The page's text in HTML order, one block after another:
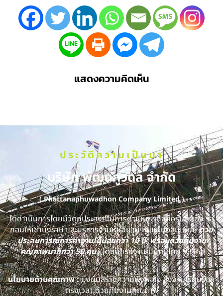
แสดงความคิดเห็น
ประวัติความเป็นมา
บริษัท พัฒนภูวดล จำกัด
( Phattanaphuwadhon Company Limited )
ได้ดำเนินการโดยมีวัตถุประสงค์ในการดำเนินธุรกิจคือรับติดตั้ง รื้อ
ถอนให้เช่านั่งร้าน และบริการงานหุ้มฉนวน หุ้มแผ่นอลูมิเนียมด้วย
ประสบการณ์การทำงานไม่น้อยกว่า 10 ปี พร้อมด้วยทีมงาน
คุณภาพมากกว่า 50 คน(โดยมีแรงงานเป็นคนไทย 99 %)
นโยบายด้านคุณภาพ :มุ่งมั่นสร้างความพึงพอใจ ส่งงานเรียบร้อย
ตรงเวลา ด้วยทีมงานคุณภาพ